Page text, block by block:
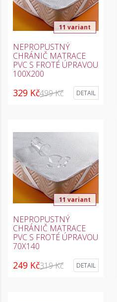
11 variant
NEPROPUSTNÝ
CHRÁNIČ MATRACE
PVC S FROTÉ ÚPRAVOU
100X200
329 Kč499 Kč DETAIL
11 variant
NEPROPUSTNÝ
CHRÁNIČ MATRACE
PVC S FROTÉ ÚPRAVOU
70X140
249 Kč319 Kč DETAIL